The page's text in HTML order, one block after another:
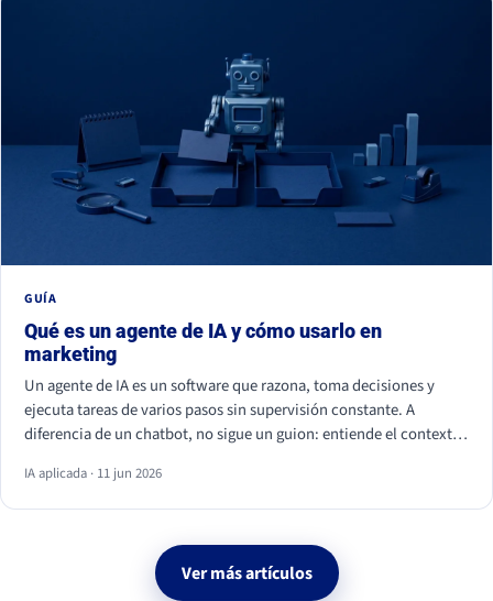
GUÍA
Qué es un agente de IA y cómo usarlo en
marketing
Un agente de IA es un software que razona, toma decisiones y
ejecuta tareas de varios pasos sin supervisión constante. A
diferencia de un chatbot, no sigue un guion: entiende el contexto
analizar datos, calificar leads y monitorizar la conversación social.
IA aplicada · 11 jun 2026
Ver más artículos